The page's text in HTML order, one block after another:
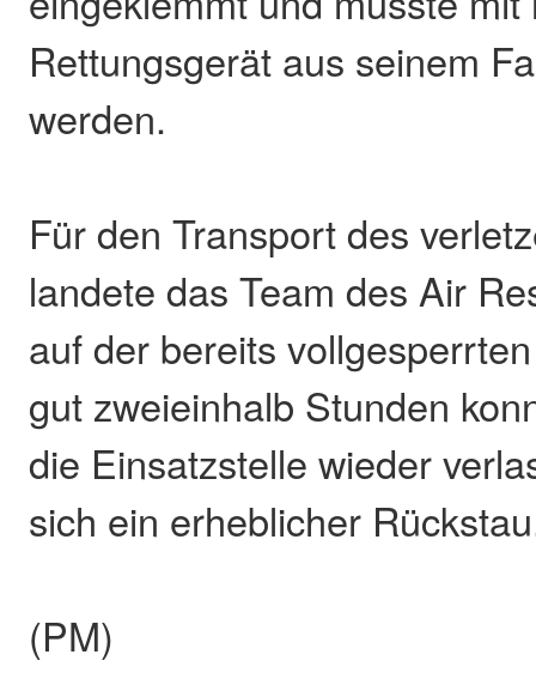
Rettungsgerät aus seinem
werden.
Für den Transport des
landete das Team des Air
auf der bereits
gut zweieinhalb Stunden
die Einsatzstelle wieder
sich ein erheblicher
(PM)